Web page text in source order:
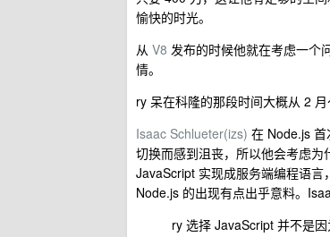
愉快的时光。
从 V8 发布的时候他就在考虑一个问
情。
ry 呆在科隆的那段时间大概从 2
Isaac Schlueter(izs) 在 Node.js
切换而感到沮丧，所以他会考虑
JavaScript 实现成服务端编程语
Node.js 的出现有点出乎意料。
ry 选择 JavaScript 并不是